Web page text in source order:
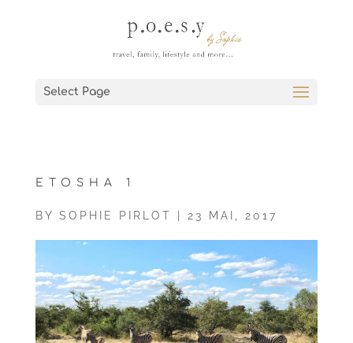
Select Page
ETOSHA 1
BY SOPHIE PIRLOT 23 MAI, 2017